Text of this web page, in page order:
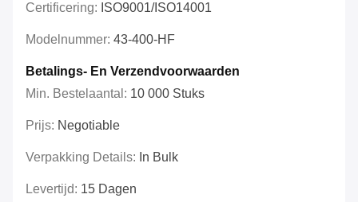
Certificering: ISO9001/ISO14001
Modelnummer: 43-400-HF
Betalings- En Verzendvoorwaarden
Min. Bestelaantal: 10 000 Stuks
Prijs: Negotiable
Verpakking Details: In Bulk
Levertijd: 15 Dagen